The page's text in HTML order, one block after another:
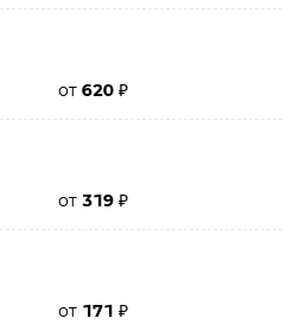
от 620 ₽
от 319 ₽
от 171 ₽